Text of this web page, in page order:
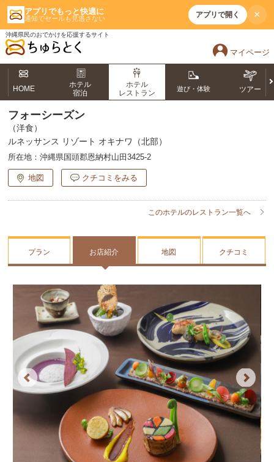
アプリでもっと快適に
通知でセールも見逃さない アプリで開く ×
沖縄県民のおでかけを応援するサイト
マイページ
HOME
ホテル
宿泊
ホテル
レストラン
遊び・体験 ツアー
フォーシーズン
（洋食）
ルネッサンス リゾート オキナワ（北部）
所在地： 沖縄県国頭郡恩納村山田3425-2
地図 クチコミをみる
このホテルのレストラン一覧へ
プラン お店紹介 地図 クチコミ
Previous Next